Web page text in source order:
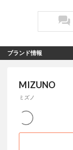
ブランド情報
MIZUNO
ミズノ